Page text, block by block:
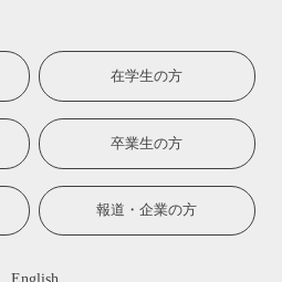
在学生の方
卒業生の方
報道・企業の方